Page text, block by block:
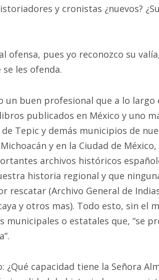
y cronistas ¿nuevos?
ofensa, pues yo reconozco su
les ofenda.
un buen profesional que a lo largo
publicados en México y uno
Tepic y demás municipios de
y en la Ciudad de México,
archivos históricos
historia regional y que
rescatar (Archivo General de
y otros mas). Todo esto, sin el
o estatales que, “se
capacidad tiene la Señora